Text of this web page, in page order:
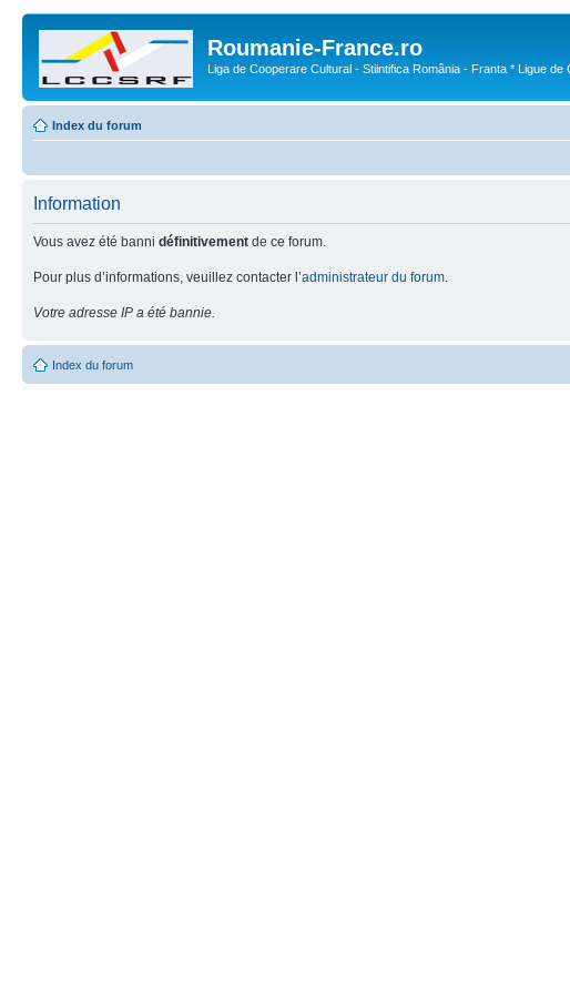
Roumanie-France.ro
Liga de Cooperare Cultural - Stiintifica România - Franta * Ligue
Index du forum
Information
Vous avez été banni définitivement de ce forum.
Pour plus d’informations, veuillez contacter l’administrateur du forum
Votre adresse IP a été bannie.
Index du forum